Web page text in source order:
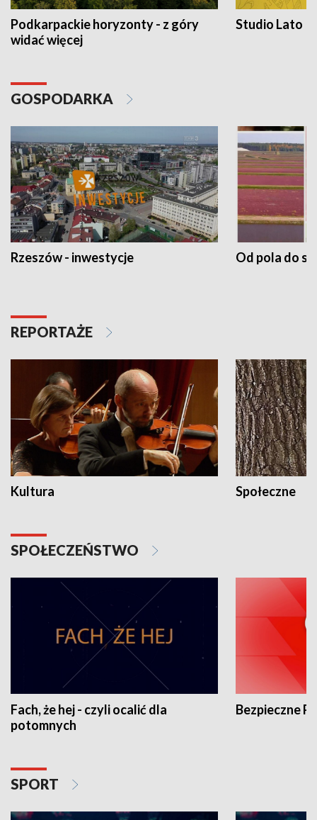
Podkarpackie horyzonty - z góry
widać więcej
Studio Lato
GOSPODARKA
Rzeszów - inwestycje Od pola do
REPORTAŻE
Kultura Społeczne
SPOŁECZEŃSTWO
Fach, że hej - czyli ocalić dla
potomnych
Bezpieczne
SPORT